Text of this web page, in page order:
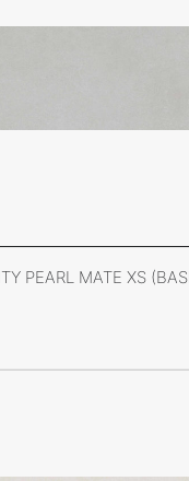
FICHA DEL PRODUCTO